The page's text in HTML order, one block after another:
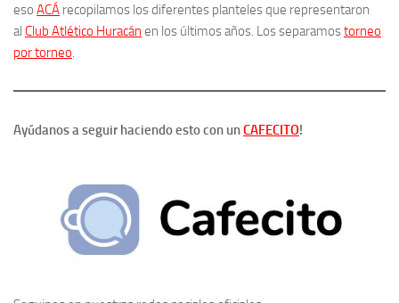
eso ACÁ recopilamos los diferentes planteles que representaron
al Club Atlético Huracán en los últimos años. Los separamostorneo
por torneo
Ayúdanos a seguir haciendo esto con unCAFECITO!